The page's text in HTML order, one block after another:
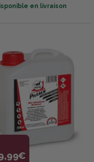
en livraison